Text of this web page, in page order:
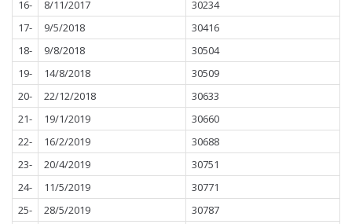
16-
8/11/2017
30234
17-
9/5/2018
30416
18-
9/8/2018
30504
19-
14/8/2018
30509
20-
22/12/2018
30633
21-
19/1/2019
30660
22-
16/2/2019
30688
23-
20/4/2019
30751
24-
11/5/2019
30771
25-
28/5/2019 30787